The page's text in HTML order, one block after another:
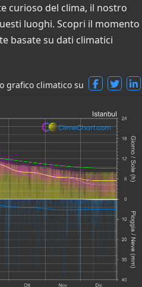
curioso del clima, il nostro
luoghi. Scopri il momento
basate su dati climatici
grafico climatico su